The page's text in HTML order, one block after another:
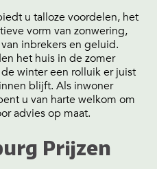
u talloze voordelen, het
vorm van zonwering,
inbrekers en geluid.
het huis in de zomer
winter een rolluik er juist
blijft. Als inwoner
u van harte welkom om
advies op maat.
Prijzen